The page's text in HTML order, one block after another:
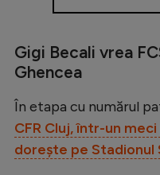
Gigi Becali vrea
Ghencea
În etapa cu numărul
CFR Cluj, într-un
dorește pe Stadionul